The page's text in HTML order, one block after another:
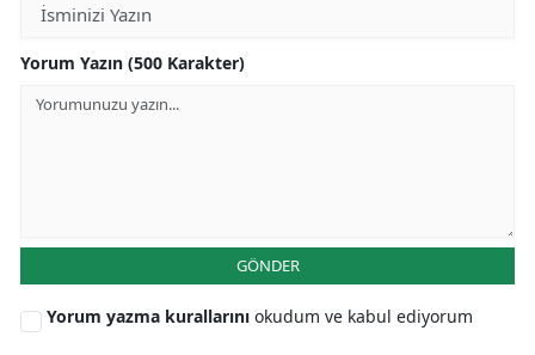
Yorum Yazın (500 Karakter)
GÖNDER
Yorum yazma kurallarını okudum ve kabul ediyorum